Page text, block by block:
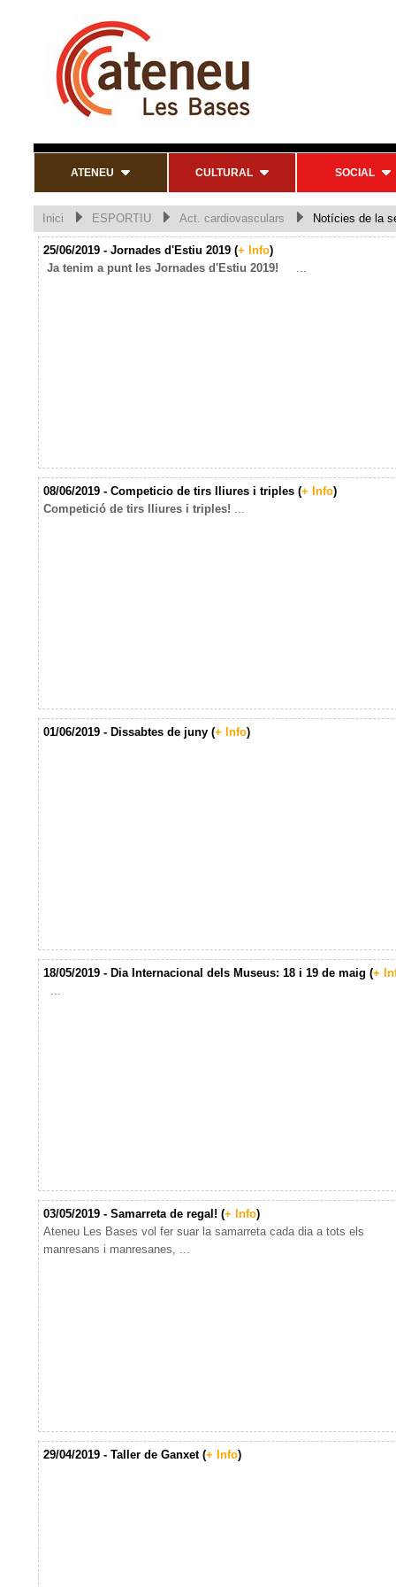
ATENEU CULTURAL SOCIAL
Inici ESPORTIU Act. cardiovasculars Notícies de la
25/06/2019 - Jornades d'Estiu 2019 (+ Info)
Ja tenim a punt les Jornades d'Estiu 2019!
...
08/06/2019 - Competicio de tirs lliures i triples (+ Info)
Competició de tirs lliures i triples! ...
01/06/2019 - Dissabtes de juny (+ Info)
18/05/2019 - Dia Internacional dels Museus: 18 i 19 de maig (+
...
03/05/2019 - Samarreta de regal! (+ Info)
Ateneu Les Bases vol fer suar la samarreta cada dia a tots els
manresans i manresanes, ...
29/04/2019 - Taller de Ganxet (+ Info)